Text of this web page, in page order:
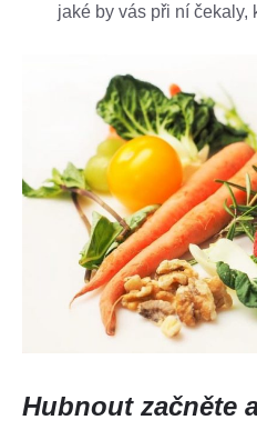
jaké by vás při ní čekaly,
Hubnout začněte